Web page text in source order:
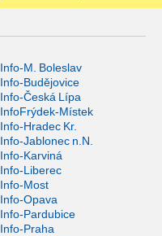
Info-M. Boleslav
Info-Budějovice
Info-Česká Lípa
InfoFrýdek-Místek
Info-Hradec Kr.
Info-Jablonec n.N.
Info-Karviná
Info-Liberec
Info-Most
Info-Opava
Info-Pardubice
Info-Praha